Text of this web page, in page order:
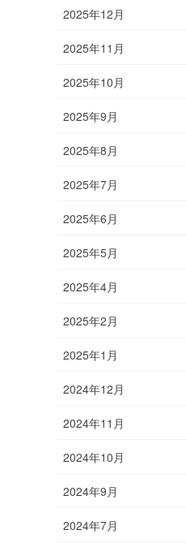
2025年12月
2025年11月
2025年10月
2025年9月
2025年8月
2025年7月
2025年6月
2025年5月
2025年4月
2025年2月
2025年1月
2024年12月
2024年11月
2024年10月
2024年9月
2024年7月